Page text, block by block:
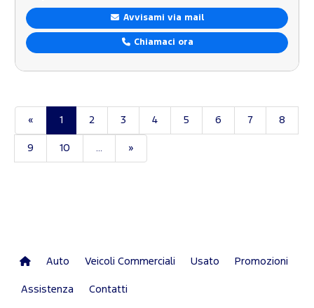
Avvisami via mail
Chiamaci ora
« 1 2 3 4 5 6 7 8
9 10 »
Auto Veicoli Commerciali Usato Promozioni
Assistenza Contatti